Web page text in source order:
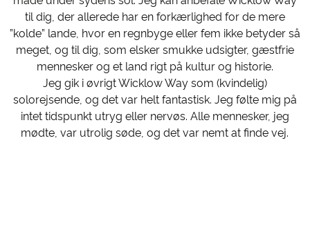
til dig, der allerede har en forkærlighed for de mere
”kolde” lande, hvor en regnbyge eller fem ikke betyder så
meget, og til dig, som elsker smukke udsigter, gæstfrie
mennesker og et land rigt på kultur og historie.
Jeg gik i øvrigt Wicklow Way som (kvindelig)
solorejsende, og det var helt fantastisk. Jeg følte mig på
intet tidspunkt utryg eller nervøs. Alle mennesker, jeg
mødte, var utrolig søde, og det var nemt at finde vej.